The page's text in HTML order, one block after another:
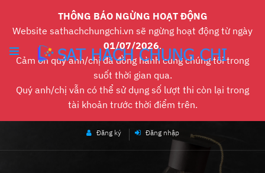
THÔNG BÁO NGỪNG HOẠT ĐỘNG
Website sathachchungchi.vn sẽ ngừng hoạt động từ ngày
01/07/2026.
Cảm ơn quý anh/chị đã đồng hành cùng chúng tôi trong
suốt thời gian qua.
Quý anh/chị vẫn có thể sử dụng số lượt thi còn lại trong
tài khoản trước thời điểm trên.
Đăng ký Đăng nhập